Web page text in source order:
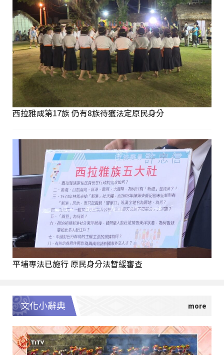
西拉雅成第17族 仍有8族待獲法定原民身分
平埔專法已施行 原民身分法暫緩審查
文化小辭典